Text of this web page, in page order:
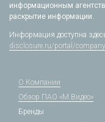
информационным
раскрытие информации.
Информация доступна
disclosure.ru/portal/
О Компании
Обзор ПАО «М.Видео»
Бренды